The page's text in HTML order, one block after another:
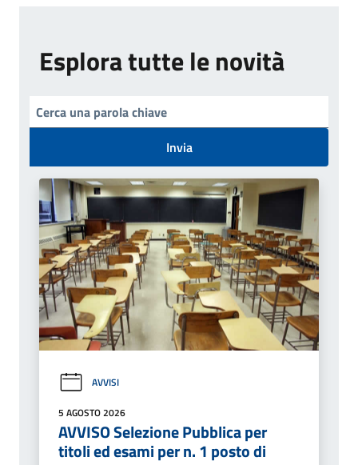
Esplora tutte le novità
Invia
AVVISI
5 AGOSTO 2026
AVVISO Selezione Pubblica per
titoli ed esami per n. 1 posto di